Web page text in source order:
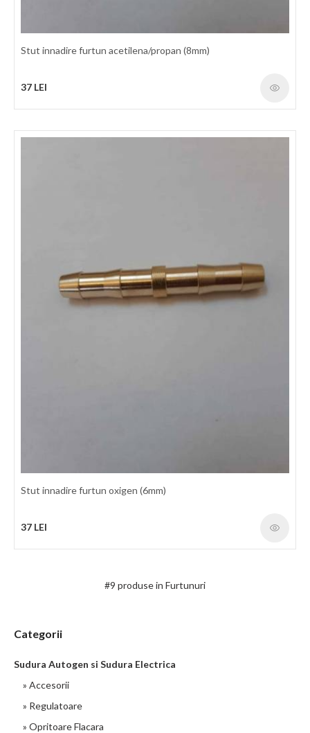
Furtun de cauciuc pentru utilizarea cu Propan/Butan la taiere -
sudare si alte operatiuni inrudite. Potrivit pentru LPG, MPS, CNG.
Ranforsare: Material textile sintetic cu elasticitate mare. Exterior:
lucru: 20 bari Presiune
Stut innadire furtun acetilena/propan (8mm)
37 LEI
Stut innadire furtun oxigen (6mm)
37 LEI
#9 produse in Furtunuri
Categorii
Sudura Autogen si Sudura Electrica
» Accesorii
» Regulatoare
» Opritoare Flacara